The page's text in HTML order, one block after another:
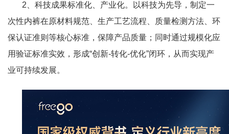
2、科技成果标准化、产业化。以科技为先导，制定一
次性内裤在原材料规范、生产工艺流程、质量检测方法、环
保认证准则等核心标准，保障产品质量；同时通过规模化应
用验证标准实效，形成“创新-转化-优化”闭环，从而实现产
业可持续发展。